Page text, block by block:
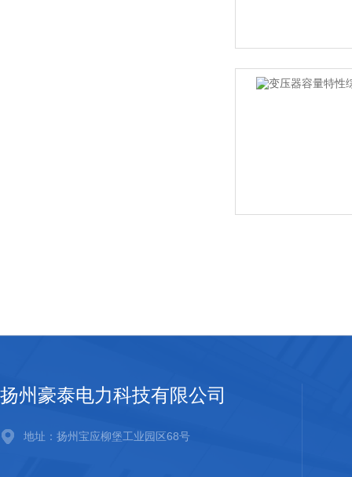
扬州豪泰电力科技有限公司
地址：扬州宝应柳堡工业园区68号